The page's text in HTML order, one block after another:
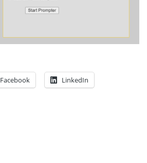
Facebook LinkedIn